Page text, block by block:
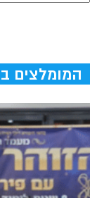
המומלצים